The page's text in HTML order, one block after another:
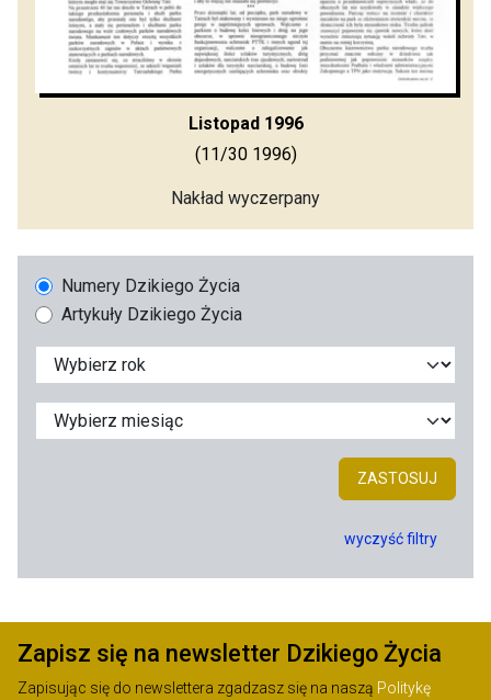
Listopad 1996
(11/30 1996)
Nakład wyczerpany
Numery Dzikiego Życia
Artykuły Dzikiego Życia
ZASTOSUJ
wyczyść filtry
Zapisz się na newsletter Dzikiego Życia
Zapisując się do newslettera zgadzasz się na naszą Politykę